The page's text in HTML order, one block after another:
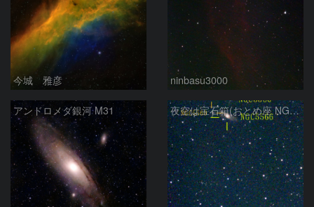
今城 雅彦 ninbasu3000
アンドロメダ銀河 M31 夜空は宝石箱(おとめ座 NGC5566) Seestar50